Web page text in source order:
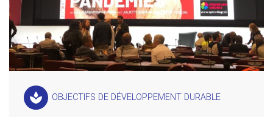
spa OBJECTIFS DE DÉVELOPPEMENT DURABLE